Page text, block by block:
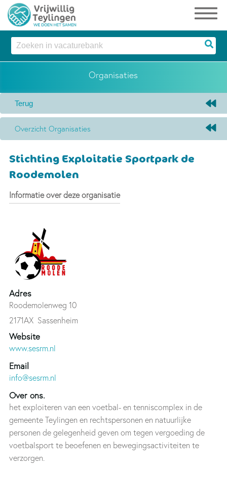
Organisaties
Overzicht Organisaties
Stichting Exploitatie Sportpark de
Roodemolen
Informatie over deze organisatie
Adres
Roodemolenweg 10
2171AX Sassenheim
Website
www.sesrm.nl
Email
info@sesrm.nl
Over ons.
het exploiteren van een voetbal- en tenniscomplex in de
gemeente Teylingen en rechtspersonen en natuurlijke
personen de gelegenheid geven om tegen vergoeding de
voetbalsport te beoefenen en bewegingsactiviteiten te
verzorgen.